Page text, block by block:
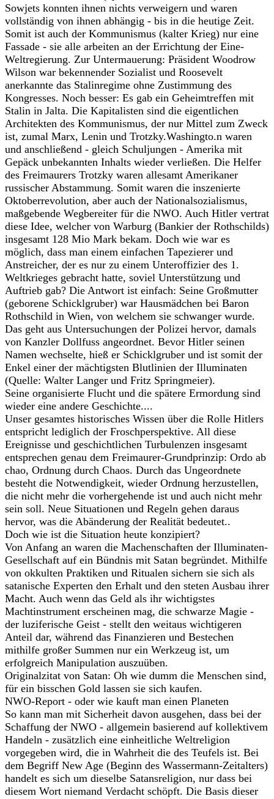
Sowjets konnten ihnen nichts verweigern und waren
vollständig von ihnen abhängig - bis in die heutige Zeit.
Somit ist auch der Kommunismus (kalter Krieg) nur eine
Fassade - sie alle arbeiten an der Errichtung der Eine-
Weltregierung. Zur Untermauerung: Präsident Woodrow
Wilson war bekennender Sozialist und Roosevelt
anerkannte das Stalinregime ohne Zustimmung des
Kongresses. Noch besser: Es gab ein Geheimtreffen mit
Stalin in Jalta. Die Kapitalisten sind die eigentlichen
Architekten des Kommunismus, der nur Mittel zum Zweck
ist, zumal Marx, Lenin und Trotzky.Washingto.n waren
und anschließend - gleich Schuljungen - Amerika mit
Gepäck unbekannten Inhalts wieder verließen. Die Helfer
des Freimaurers Trotzky waren allesamt Amerikaner
russischer Abstammung. Somit waren die inszenierte
Oktoberrevolution, aber auch der Nationalsozialismus,
maßgebende Wegbereiter für die NWO. Auch Hitler vertrat
diese Idee, welcher von Warburg (Bankier der Rothschilds)
insgesamt 128 Mio Mark bekam. Doch wie war es
möglich, dass man einem einfachen Tapezierer und
Anstreicher, der es nur zu einem Unteroffizier des 1.
Weltkrieges gebracht hatte, soviel Unterstützung und
Auftrieb gab? Die Antwort ist einfach: Seine Großmutter
(geborene Schicklgruber) war Hausmädchen bei Baron
Rothschild in Wien, von welchem sie schwanger wurde.
Das geht aus Untersuchungen der Polizei hervor, damals
von Kanzler Dollfuss angeordnet. Bevor Hitler seinen
Namen wechselte, hieß er Schicklgruber und ist somit der
Enkel einer der mächtigsten Blutlinien der Illuminaten
(Quelle: Walter Langer und Fritz Springmeier).
Seine organisierte Flucht und die spätere Ermordung sind
wieder eine andere Geschichte....
Unser gesamtes historisches Wissen über die Rolle Hitlers
entspricht lediglich der Froschperspektive. All diese
Ereignisse und geschichtlichen Turbulenzen insgesamt
entsprechen genau dem Freimaurer-Grundprinzip: Ordo ab
chao, Ordnung durch Chaos. Durch das Ungeordnete
besteht die Notwendigkeit, wieder Ordnung herzustellen,
die nicht mehr die vorhergehende ist und auch nicht mehr
sein soll. Neue Situationen und Regeln gehen daraus
hervor, was die Abänderung der Realität bedeutet..
Doch wie ist die Situation heute konzipiert?
Von Anfang an waren die Machenschaften der Illuminaten-
Gesellschaft auf ein Bündnis mit Satan begründet. Mithilfe
von okkulten Praktiken und Ritualen sichern sie sich als
satanische Experten den Erhalt und den steten Ausbau ihrer
Macht. Auch wenn das Geld als ihr wichtigstes
Machtinstrument erscheinen mag, die schwarze Magie -
der luziferische Geist - stellt den weitaus wichtigeren
Anteil dar, während das Finanzieren und Bestechen
mithilfe großer Summen nur ein Werkzeug ist, um
erfolgreich Manipulation auszuüben.
Originalzitat von Satan: Oh wie dumm die Menschen sind,
für ein bisschen Gold lassen sie sich kaufen.
NWO-Report - oder wie kauft man einen Planeten
So kann man mit Sicherheit davon ausgehen, dass bei der
Schaffung der NWO - allgemein basierend auf kollektivem
Handeln - zusätzlich eine einheitliche Weltreligion
vorgegeben wird, die in Wahrheit die des Teufels ist. Bei
dem Begriff New Age (Beginn des Wassermann-Zeitalters)
handelt es sich um dieselbe Satansreligion, nur dass bei
diesem Wort niemand Verdacht schöpft. Die Basis dieser